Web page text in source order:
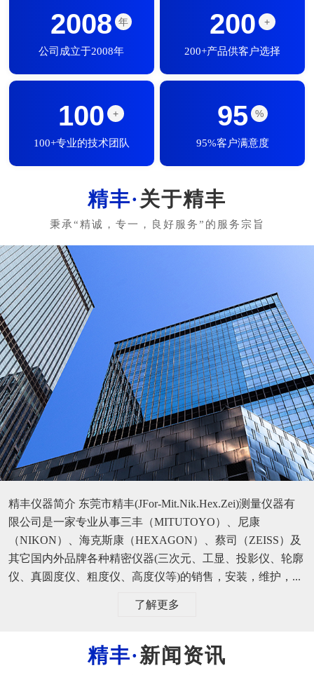
2008 年
公司成立于2008年
200 +
200+产品供客户选择
100 +
100+专业的技术团队
95 %
95%客户满意度
关于精丰
精丰仪器简介 东莞市精丰(JFor-Mit.Nik.Hex.Zei)测量仪器有
限公司是一家专业从事三丰（MITUTOYO）、尼康
（NIKON）、海克斯康（HEXAGON）、蔡司（ZEISS）及
其它国内外品牌各种精密仪器(三次元、工显、投影仪、轮廓
仪、真圆度仪、粗度仪、高度仪等)的销售，安装，维护，...
了解更多
新闻资讯